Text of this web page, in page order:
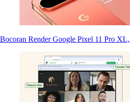
Bocoran Render Google Pixel 11 Pro